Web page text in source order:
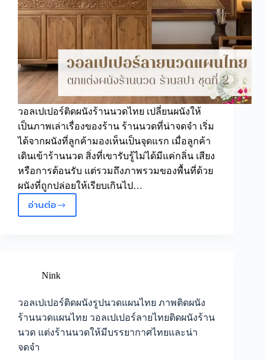
ให้
มี
บรรยากาศ
ไทย
ร่วม
สมัย
วอลเปเปอร์ติดผนังร้านนวดไทย เปลี่ยนผนังให้
เป็นภาพเล่าเรื่องของร้าน ร้านนวดที่น่าจดจำ เริ่ม
ได้จากผนังที่ลูกค้ามองเห็นเป็นจุดแรก เมื่อลูกค้า
เดินเข้าร้านนวด สิ่งที่เขารับรู้ไม่ได้มีแค่กลิ่น เสียง
หรือการต้อนรับ แต่รวมถึงภาพรวมของพื้นที่ด้วย
ผนังที่ถูกปล่อยให้เรียบเกินไป…
อ่านต่อวอลเปเปอร์
รูปภาพ
ผนัง
ร้าน
นวด
Nink
วอลเปเปอร์ติดผนังรูปนวดแผนไทย ภาพติดผนัง
ร้านนวดแผนไทย วอลเปเปอร์ลายไทยติดผนังร้าน
นวด แต่งร้านนวดให้มีบรรยากาศไทยและน่า
จดจำ